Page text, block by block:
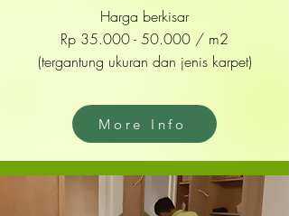
Harga berkisar
Rp 35.000 - 50.000 / m2
(tergantung ukuran dan jenis karpet)
More Info